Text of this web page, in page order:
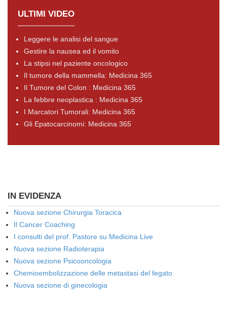
ULTIMI VIDEO
Leggere le analisi del sangue
Gestire la nausea ed il vomito
La stipsi nel paziente oncologico
Il tumore della mammella: Medicina 365
Il Tumore del Colon : Medicina 365
La febbre neoplastica : Medicina 365
I Marcatori Tumorali: Medicina 365
Gli Epatocarcinomi: Medicina 365
IN EVIDENZA
Nuova sezione Chirurgia Toracica
Il Cancer Coaching
I consulti del prof. Pastore su Medicina Live
Nuova sezione Radioterapia
Nuova sezione Psicooncologia
Chemioembolizzazione delle metastasi del fegato
Nuova sezione di ginecologia